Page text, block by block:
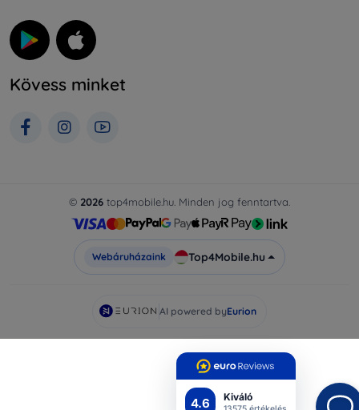
4.6 Kiváló
Kövess minket
© 2026 top4mobile.hu. Minden jog fenntartva.
Webáruházaink Top4Mobile.hu
AI powered byEurion